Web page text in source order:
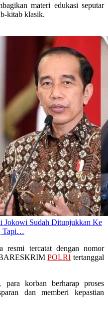
materi edukasi seputar
kitab klasik.
Jokowi Sudah Ditunjukkan Ke
Tapi…
resmi tercatat dengan nomor
POLRI tertanggal
para korban berharap proses
dan memberi kepastian